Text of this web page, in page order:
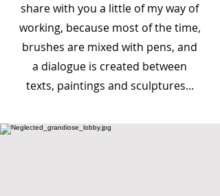
share with you a little of my way of
working, because most of the time,
brushes are mixed with pens, and
a dialogue is created between
texts, paintings and sculptures...